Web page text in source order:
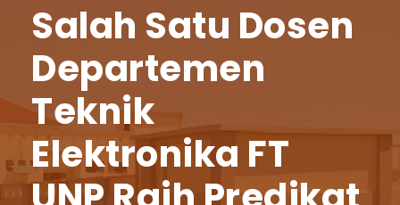
Salah Satu Dosen
Departemen
Teknik
Elektronika FT